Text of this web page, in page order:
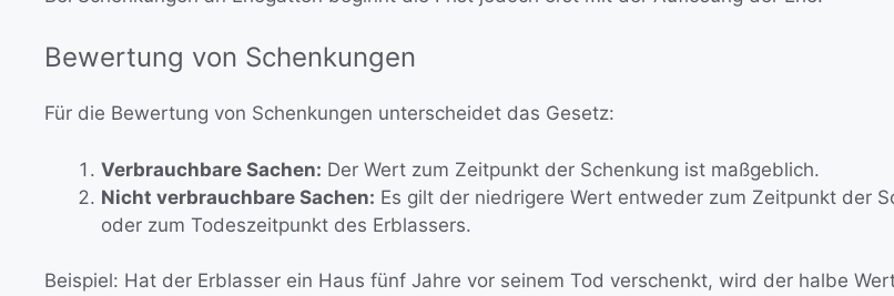
Bewertung von Schenkungen
Für die Bewertung von Schenkungen unterscheidet das Gesetz:
Verbrauchbare Sachen: Der Wert zum Zeitpunkt der Schenkung ist maßgeblich.
Nicht verbrauchbare Sachen: Es gilt der niedrigere Wert entweder zum Zeitpunkt der
oder zum Todeszeitpunkt des Erblassers.
Beispiel: Hat der Erblasser ein Haus fünf Jahre vor seinem Tod verschenkt, wird der halbe